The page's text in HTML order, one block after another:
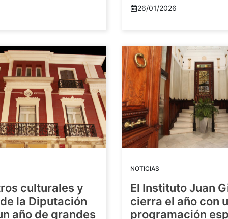
26/01/2026
culturales y
la Diputación
año de grandes
NOTICIAS
El Instituto Juan
cierra el año con
programación